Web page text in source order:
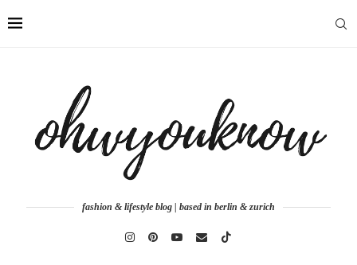
fashion & lifestyle blog | based in berlin & zurich